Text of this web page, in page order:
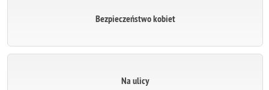
Bezpieczeństwo kobiet
Na ulicy